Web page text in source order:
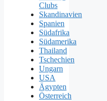
Clubs
Skandinavien
Spanien
Südafrika
Südamerika
Thailand
Tschechien
Ungarn
USA
Ägypten
Österreich